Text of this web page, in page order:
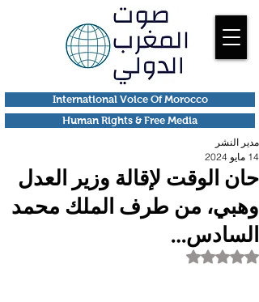
Human Rights & Free Media
International Voice Of Morocco
حان الوقت لإقالة وزير العدل
وهبي، من طرف الملك محمد
السادس…
مدير النشر
14 مايو 2024
تم التقييم بـ ليس رقمًا من أصل 5 نجوم.